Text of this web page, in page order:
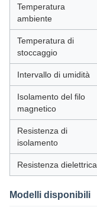
Temperatura
ambiente
Temperatura di
stoccaggio
Intervallo di umidità
Isolamento del filo
magnetico
Resistenza di
isolamento
Resistenza dielettrica
Modelli disponibili